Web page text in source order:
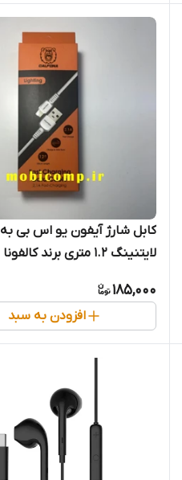
کابل شارژ آیفون یو اس بی به
لایتنینگ 1.2 متری برند کالفونا
185,000
افزودن به سبد